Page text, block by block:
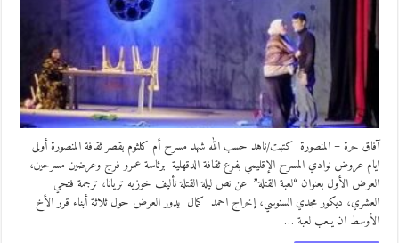
آفاق حرة – المنصورة كتبت/ناهد حسب الله شهد مسرح أم كلثوم بقصر ثقافة المنصورة أولى
ايام عروض نوادي المسرح الإقليمي بفرع ثقافة الدقهلية برئاسة عمرو فرج وعرضين مسرحين،
العرض الأول بعنوان “لعبة القتلة” عن نص ليلة القتلة تأليف خوزيه تريانا، ترجمة فتحي
العشري، ديكور مجدي السنوسي، إخراج احمد كمال يدور العرض حول ثلاثة أبناء قرر الأخ
الأوسط ان يلعب لعبة …